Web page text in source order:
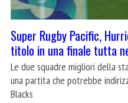
Super Rugby Pacific,
titolo in una finale tutta
Le due squadre migliori della
una partita che potrebbe
Blacks